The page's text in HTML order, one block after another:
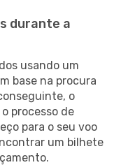
durante a
usando um
base na procura
o
processo de
para o seu voo
um bilhete